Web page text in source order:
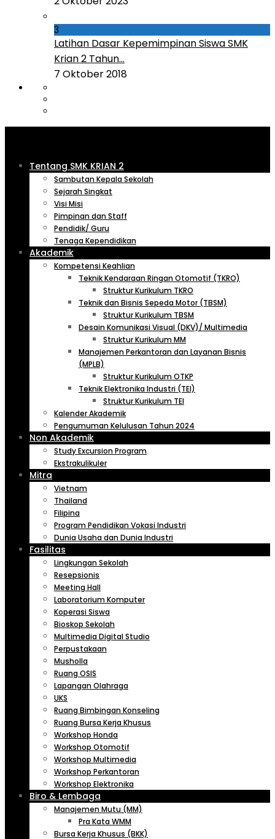
3
Latihan Dasar Kepemimpinan Siswa SMK
Krian 2 Tahun...
7 Oktober 2018
Tentang SMK KRIAN 2
Sambutan Kepala Sekolah
Sejarah Singkat
Visi Misi
Pimpinan dan Staff
Pendidik/ Guru
Tenaga Kependidikan
Akademik
Kompetensi Keahlian
Teknik Kendaraan Ringan Otomotif (TKRO)
Struktur Kurikulum TKRO
Teknik dan Bisnis Sepeda Motor (TBSM)
Struktur Kurikulum TBSM
Desain Komunikasi Visual (DKV)/ Multimedia
Struktur Kurikulum MM
Manajemen Perkantoran dan Layanan Bisnis
(MPLB)
Struktur Kurikulum OTKP
Teknik Elektronika Industri (TEI)
Struktur Kurikulum TEI
Kalender Akademik
Pengumuman Kelulusan Tahun 2024
Non Akademik
Study Excursion Program
Ekstrakulikuler
Mitra
Vietnam
Thailand
Filipina
Program Pendidikan Vokasi Industri
Dunia Usaha dan Dunia Industri
Fasilitas
Lingkungan Sekolah
Resepsionis
Meeting Hall
Laboratorium Komputer
Koperasi Siswa
Bioskop Sekolah
Multimedia Digital Studio
Perpustakaan
Musholla
Ruang OSIS
Lapangan Olahraga
UKS
Ruang Bimbingan Konseling
Ruang Bursa Kerja Khusus
Workshop Honda
Workshop Otomotif
Workshop Multimedia
Workshop Perkantoran
Workshop Elektronika
Biro & Lembaga
Manajemen Mutu (MM)
Pra Kata WMM
Bursa Kerja Khusus (BKK)